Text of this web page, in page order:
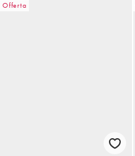
Offerta